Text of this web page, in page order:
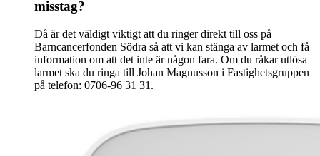
misstag?
Då är det väldigt viktigt att du ringer direkt till oss på
Barncancerfonden Södra så att vi kan stänga av larmet och få
information om att det inte är någon fara. Om du råkar utlösa
larmet ska du ringa till Johan Magnusson i Fastighetsgruppen
på telefon: 0706-96 31 31.